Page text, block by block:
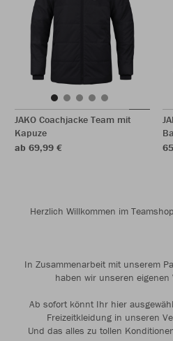
JAKO Coachjacke Team mit
Kapuze
ab 69,99 €
Herzlich Willkommen im
In Zusammenarbeit mit unserem
haben wir unseren
Ab sofort könnt Ihr hier
Freizeitkleidung in unseren
Und das alles zu tollen